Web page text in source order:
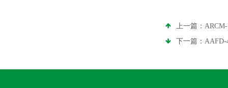
上一篇：
下一篇： AAFD-